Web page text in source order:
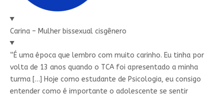
Carina – Mulher bissexual cisgênero
“É uma época que lembro com muito carinho. Eu tinha por
volta de 13 anos quando o TCA foi apresentado a minha
turma […] Hoje como estudante de Psicologia, eu consigo
entender como é importante o adolescente se sentir